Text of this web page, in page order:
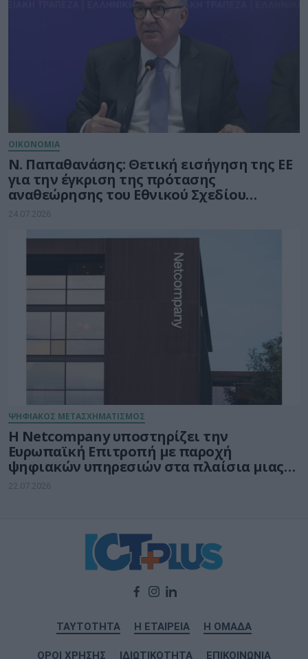
ΟΙΚΟΝΟΜΙΑ
Ν. Παπαθανάσης: Θετική εισήγηση της ΕΕ
για την έγκριση της πρότασης
αναθεώρησης του Εθνικού Σχεδίου
Ανάκαμψης και Ανθεκτικότητας «Ελλάδα
24.07.2026
ΨΗΦΙΑΚΟΣ ΜΕΤΑΣΧΗΜΑΤΙΣΜΟΣ
Η Netcompany υποστηρίζει την
Ευρωπαϊκή Επιτροπή με παροχή
ψηφιακών υπηρεσιών στα πλαίσια μιας
μακρόχρονης και σταθερής συνεργασίας
22.07.2026
ΤΑΥΤΟΤΗΤΑ Η ΕΤΑΙΡΕΙΑ Η ΟΜΑΔΑ
ΟΡΟΙ ΧΡΗΣΗΣ ΙΔΙΩΤΙΚΟΤΗΤΑ ΕΠΙΚΟΙΝΩΝΙΑ